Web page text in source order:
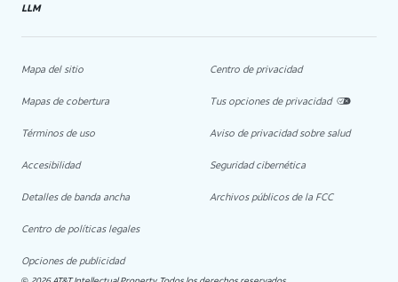
LLM
Mapa del sitio
Mapas de cobertura
Términos de uso
Accesibilidad
Detalles de banda ancha
Centro de políticas legales
Opciones de publicidad
Centro de privacidad
Tus opciones de privacidad
Aviso de privacidad sobre salud
Seguridad cibernética
Archivos públicos de la FCC